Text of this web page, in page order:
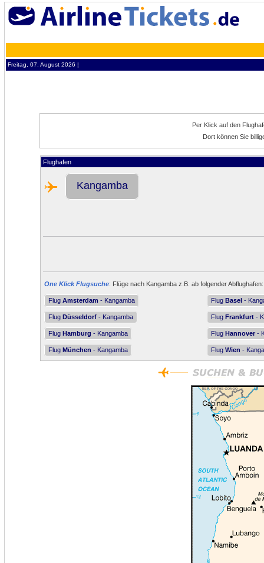
Freitag, 07. August 2026 ¦
Per Klick auf den
Dort können Sie
Flughafen
Kangamba
One Klick Flugsuche: Flüge nach Kangamba z.B. ab folgender Abflughafen:
Flug Amsterdam - Kangamba Flug Basel -
Flug Düsseldorf - Kangamba Flug Frankfurt -
Flug Hamburg - Kangamba Flug Hannover -
Flug München - Kangamba Flug Wien -